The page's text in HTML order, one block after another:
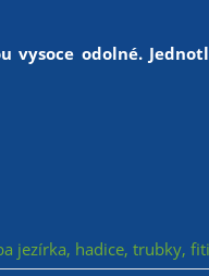
vysoce odolné.
jezírka, hadice, trubky,